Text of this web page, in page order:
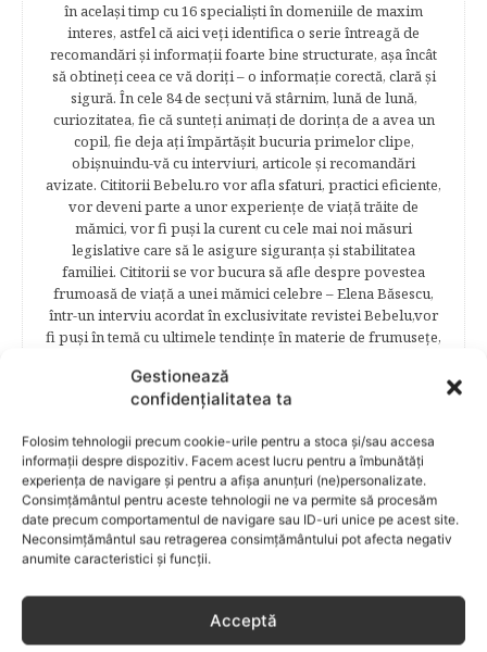
Gestionează
confidențialitatea ta
Folosim tehnologii precum cookie-urile pentru a stoca și/sau accesa
informații despre dispozitiv. Facem acest lucru pentru a îmbunătăți
experiența de navigare și pentru a afișa anunțuri (ne)personalizate.
Consimțământul pentru aceste tehnologii ne va permite să procesăm
date precum comportamentul de navigare sau ID-uri unice pe acest site.
Neconsimțământul sau retragerea consimțământului pot afecta negativ
anumite caracteristici și funcții.
Acceptă
în acelaşi timp cu 16 specialişti în domeniile de maxim
interes, astfel că aici veţi identifica o serie întreagă de
recomandări şi informaţii foarte bine structurate, aşa încât
să obtineţi ceea ce vă doriţi – o informaţie corectă, clară şi
sigură. În cele 84 de secțuni vă stârnim, lună de lună,
curiozitatea, fie că sunteţi animaţi de dorinţa de a avea un
copil, fie deja aţi împărtăşit bucuria primelor clipe,
obişnuindu-vă cu interviuri, articole şi recomandări
avizate. Cititorii Bebelu.ro vor afla sfaturi, practici eficiente,
vor deveni parte a unor experienţe de viaţă trăite de
mămici, vor fi puşi la curent cu cele mai noi măsuri
legislative care să le asigure siguranţa şi stabilitatea
familiei. Cititorii se vor bucura să afle despre povestea
frumoasă de viață a unei mămici celebre – Elena Băsescu,
într-un interviu acordat în exclusivitate revistei Bebelu,vor
fi puşi în temă cu ultimele tendinţe în materie de frumuseţe,
începând cu: Rubrici: PĂRINŢI CELEBRI – Cele mai
cunoscute personalităţi mondene vor fi alături de tine
de părinte. SARCINA ŞI NAŞTEREA – este un capitol
destinat celor 9 luni de viaţă intrauterină. Vor fi prezentate
informaţii referitoare la simptomatologia primelor zile de
sarcină, evoluţia fătului pe parcursul celor nouă luni,
analize necesare, alimentaţie, sănătate, pregătire pentru
naştere. Tot aici puteti găsi informaţii preţioase dedicate
ANIŞOR – este un capitol destinat îngrijirii sugarului.
Alăptarea, scorul Apgar, îngrijirea bontului ombilical,
prima băiţă, diversificarea sunt doar câteva dintre cele mai